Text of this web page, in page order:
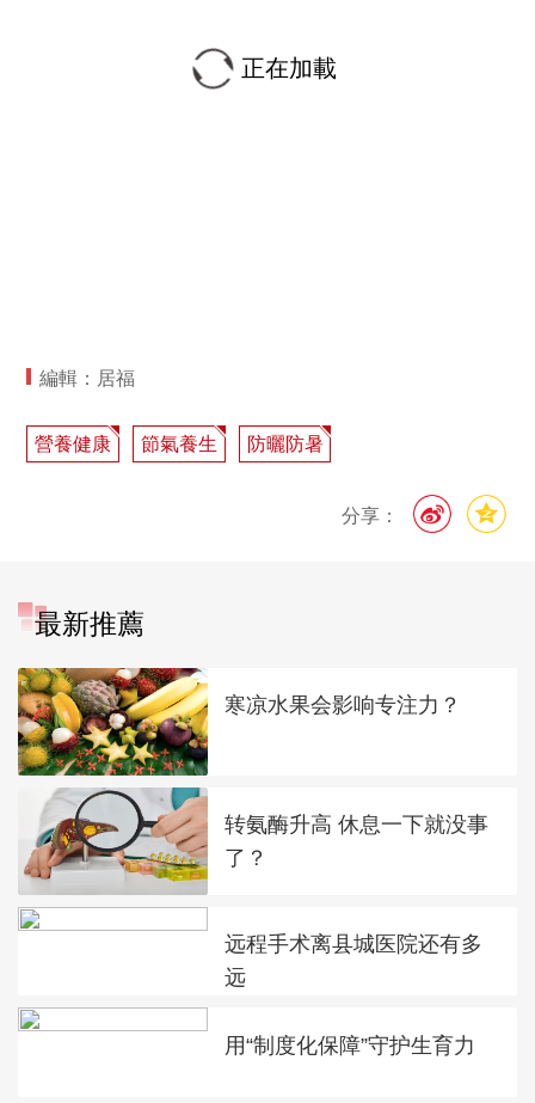
正在加載
編輯：居福
營養健康 節氣養生 防曬防暑
分享：
最新推薦
寒凉水果会影响专注力？
转氨酶升高 休息一下就没事
了？
远程手术离县城医院还有多
远
用“制度化保障”守护生育力